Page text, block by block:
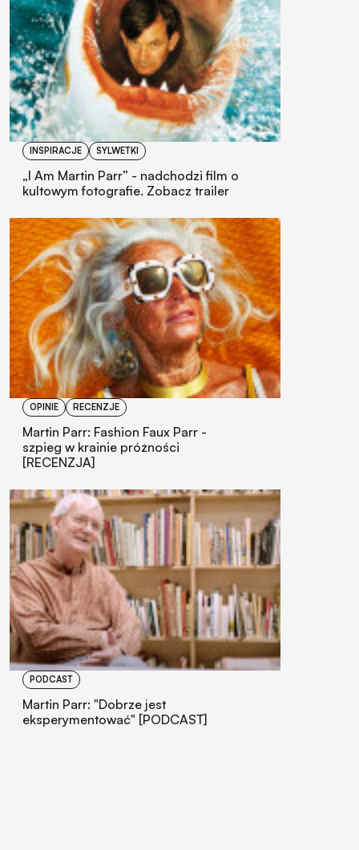
INSPIRACJE SYLWETKI
„I Am Martin Parr” - nadchodzi film o
kultowym fotografie. Zobacz trailer
OPINIE RECENZJE
Martin Parr: Fashion Faux Parr -
szpieg w krainie próżności
[RECENZJA]
PODCAST
Martin Parr: "Dobrze jest
eksperymentować" [PODCAST]